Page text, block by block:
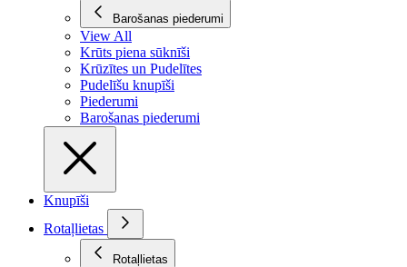
Barošanas piederumi
View All
Krūts piena sūknīši
Krūzītes un Pudelītes
Pudelīšu knupīši
Piederumi
Barošanas piederumi
Knupīši
Rotaļlietas
Rotaļlietas